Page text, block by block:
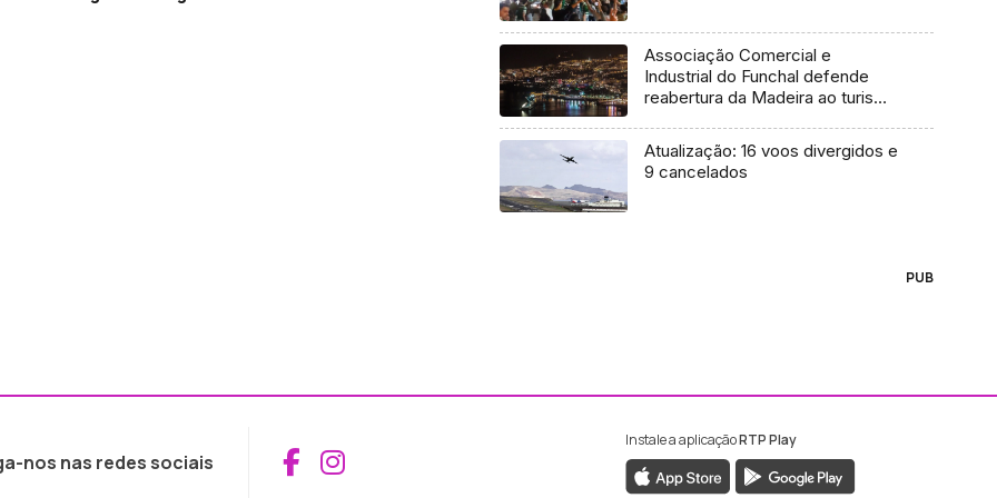
Associação Comercial e
Industrial do Funchal defende
reabertura da Madeira ao turismo
Atualização: 16 voos divergidos e
9 cancelados
PUB
nos nas redes sociais Aceder ao Facebook da RTP Madeira
Aceder ao Instagram da RTP Madeira
Instale a aplicaçãoRTP Play